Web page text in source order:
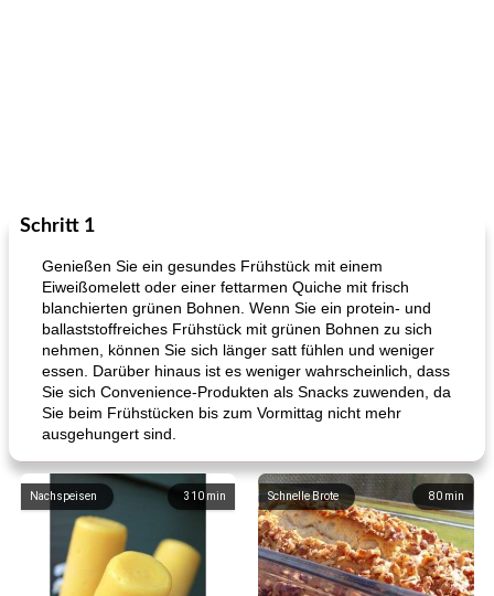
Schritt 1
Genießen Sie ein gesundes Frühstück mit einem
Eiweißomelett oder einer fettarmen Quiche mit frisch
blanchierten grünen Bohnen. Wenn Sie ein protein- und
ballaststoffreiches Frühstück mit grünen Bohnen zu sich
nehmen, können Sie sich länger satt fühlen und weniger
essen. Darüber hinaus ist es weniger wahrscheinlich, dass
Sie sich Convenience-Produkten als Snacks zuwenden, da
Sie beim Frühstücken bis zum Vormittag nicht mehr
ausgehungert sind.
310 min
Nachspeisen 80 min
Schnelle Brote